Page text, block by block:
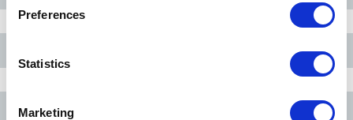
s
Preferences
Statistics
Marketing